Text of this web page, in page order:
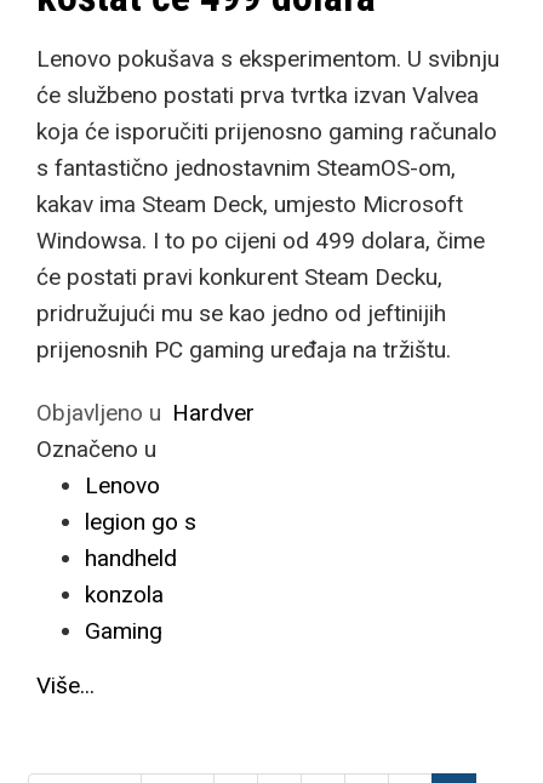
Lenovo pokušava s eksperimentom. U svibnju
će službeno postati prva tvrtka izvan Valvea
koja će isporučiti prijenosno gaming računalo
s fantastično jednostavnim SteamOS-om,
kakav ima Steam Deck, umjesto Microsoft
Windowsa. I to po cijeni od 499 dolara, čime
će postati pravi konkurent Steam Decku,
pridružujući mu se kao jedno od jeftinijih
prijenosnih PC gaming uređaja na tržištu.
Objavljeno u Hardver
Označeno u
Lenovo
legion go s
handheld
konzola
Gaming
Više...